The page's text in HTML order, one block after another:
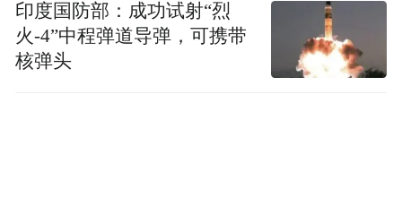
印度国防部：成功试射“烈
火-4”中程弹道导弹，可携带
核弹头